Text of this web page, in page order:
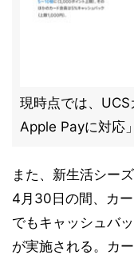
現時点では、UCS
Apple Payに対応
また、新生活シー
4月30日の間、カ
でもキャッシュバ
が実施される。カ